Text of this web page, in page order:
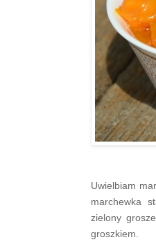
Uwielbiam
marchewka
zielony
groszkiem.